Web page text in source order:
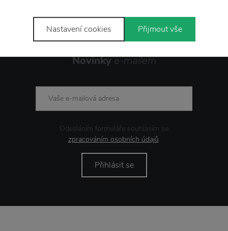
Novinkye-mailem
Odesláním formuláře souhlasím se
zpracováním osobních údajů.
Přihlásit se
Nastavení cookies Přijmout vše